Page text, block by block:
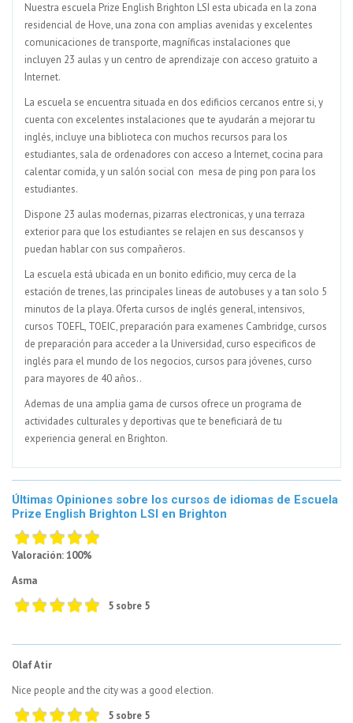
Nuestra escuela Prize English Brighton LSI esta ubicada en la zona
residencial de Hove, una zona con amplias avenidas y excelentes
comunicaciones de transporte, magníficas instalaciones que
incluyen 23 aulas y un centro de aprendizaje con acceso gratuito a
Internet.
La escuela se encuentra situada en dos edificios cercanos entre si, y
cuenta con excelentes instalaciones que te ayudarán a mejorar tu
inglés, incluye una biblioteca con muchos recursos para los
estudiantes, sala de ordenadores con acceso a Internet, cocina para
calentar comida, y un salón social con mesa de ping pon para los
estudiantes.
Dispone 23 aulas modernas, pizarras electronicas, y una terraza
exterior para que los estudiantes se relajen en sus descansos y
puedan hablar con sus compañeros.
La escuela está ubicada en un bonito edificio, muy cerca de la
estación de trenes, las principales lineas de autobuses y a tan solo 5
minutos de la playa. Oferta cursos de inglés general, intensivos,
cursos TOEFL, TOEIC, preparación para examenes Cambridge, cursos
de preparación para acceder a la Universidad, curso especificos de
inglés para el mundo de los negocios, cursos para jóvenes, curso
para mayores de 40 años..
Ademas de una amplia gama de cursos ofrece un programa de
actividades culturales y deportivas que te beneficiará de tu
experiencia general en Brighton.
Últimas Opiniones sobre los cursos de idiomas de Escuela
Prize English Brighton LSI en Brighton
Valoración: 100%
Asma
5 sobre 5
Olaf Atir
Nice people and the city was a good election.
5 sobre 5